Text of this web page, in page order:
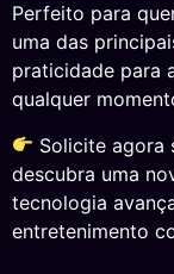
Perfeito para
uma das
praticidade para
qualquer
Solicite agora
descubra uma
tecnologia
entretenimento